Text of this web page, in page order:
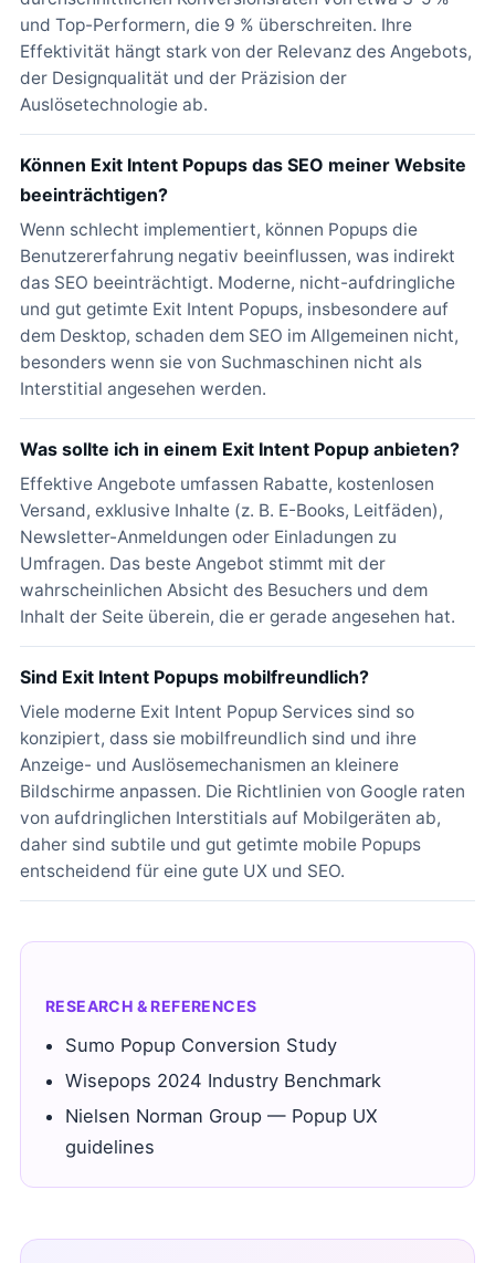
und Top-Performern, die 9 % überschreiten. Ihre
Effektivität hängt stark von der Relevanz des Angebots,
der Designqualität und der Präzision der
Auslösetechnologie ab.
Können Exit Intent Popups das SEO meiner Website
beeinträchtigen?
Wenn schlecht implementiert, können Popups die
Benutzererfahrung negativ beeinflussen, was indirekt
das SEO beeinträchtigt. Moderne, nicht-aufdringliche
und gut getimte Exit Intent Popups, insbesondere auf
dem Desktop, schaden dem SEO im Allgemeinen nicht,
besonders wenn sie von Suchmaschinen nicht als
Interstitial angesehen werden.
Was sollte ich in einem Exit Intent Popup anbieten?
Effektive Angebote umfassen Rabatte, kostenlosen
Versand, exklusive Inhalte (z. B. E-Books, Leitfäden),
Newsletter-Anmeldungen oder Einladungen zu
Umfragen. Das beste Angebot stimmt mit der
wahrscheinlichen Absicht des Besuchers und dem
Inhalt der Seite überein, die er gerade angesehen hat.
Sind Exit Intent Popups mobilfreundlich?
Viele moderne Exit Intent Popup Services sind so
konzipiert, dass sie mobilfreundlich sind und ihre
Anzeige- und Auslösemechanismen an kleinere
Bildschirme anpassen. Die Richtlinien von Google raten
von aufdringlichen Interstitials auf Mobilgeräten ab,
daher sind subtile und gut getimte mobile Popups
entscheidend für eine gute UX und SEO.
RESEARCH & REFERENCES
Sumo Popup Conversion Study
Wisepops 2024 Industry Benchmark
Nielsen Norman Group — Popup UX
guidelines